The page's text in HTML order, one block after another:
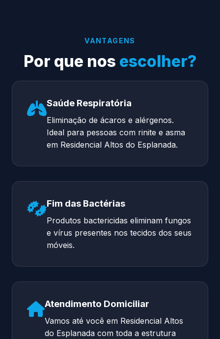
VANTAGENS
Por que nos escolher?
Saúde Respiratória
Eliminação de ácaros e alérgenos.
Ideal para pessoas com rinite e asma
em Residencial Altos do Esplanada.
Fim das Bactérias
Produtos bactericidas eliminam fungos
e vírus presentes nos tecidos dos seus
móveis.
Atendimento Domiciliar
Vamos até você em Residencial Altos
do Esplanada com toda a estrutura